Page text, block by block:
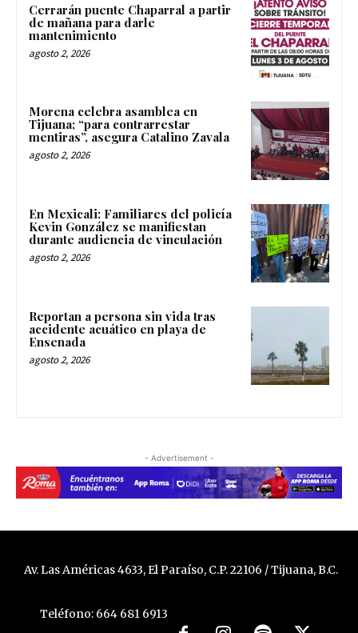
Cerrarán puente Chaparral a partir
de mañana para darle
mantenimiento
agosto 2, 2026
Morena celebra asamblea en
Tijuana; “para contrarrestar
mentiras”, asegura Catalino Zavala
agosto 2, 2026
En Mexicali: Familiares del policía
Kevin González se manifiestan
durante audiencia de vinculación
agosto 2, 2026
Reportan a persona sin vida tras
accidente acuático en playa de
Ensenada
agosto 2, 2026
- Advertisement -
Av. Las Américas 4633, El Paraíso, C.P. 22106 / Tijuana, B.C.
Teléfono: 664 681 6913